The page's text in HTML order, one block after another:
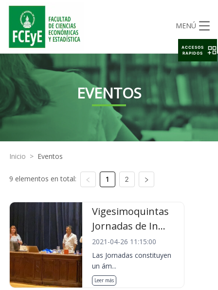
MENÚ
EVENTOS
Inicio > Eventos
9 elementos en total: 1 2
Vigesimoquintas
Jornadas de In...
2021-04-26 11:15:00
Las Jornadas constituyen
un ám...
Leer más
ACCESOS
RAPIDOS